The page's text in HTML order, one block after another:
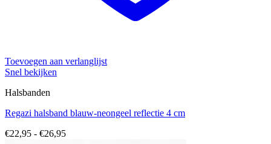
Toevoegen aan verlanglijst
Snel bekijken
Halsbanden
Regazi halsband blauw-neongeel reflectie 4 cm
€22,95 - €26,95Prijsklasse: